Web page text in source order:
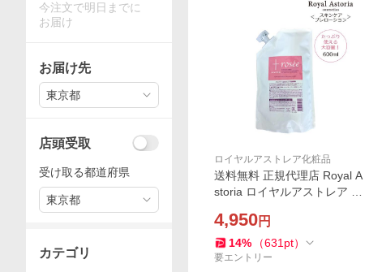
ロイヤルアストレア化粧品
送料無料 正規代理店 Royal A
storia ロイヤルアストレア sc
め替え スキンケア プレロー
ション
4,950円
14% （631 pt）
要エントリー
今注文で明日までに
お届け
お届け先
東京都
店頭受取
受け取る都道府県
東京都
カテゴリ